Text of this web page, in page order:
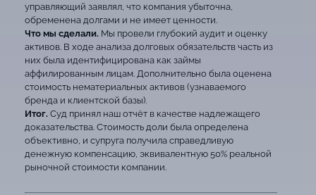
управляющий заявлял, что компания убыточна,
обременена долгами и не имеет ценности.
Что мы сделали.Мы провели глубокий аудит и оценку
активов. В ходе анализа долговых обязательств часть из
них была идентифицирована как займы
аффилированным лицам. Дополнительно была оценена
стоимость нематериальных активов (узнаваемого
бренда и клиентской базы).
Итог.Суд принял наш отчёт в качестве надлежащего
доказательства. Стоимость доли была определена
объективно, и супруга получила справедливую
денежную компенсацию, эквивалентную 50% реальной
рыночной стоимости компании.